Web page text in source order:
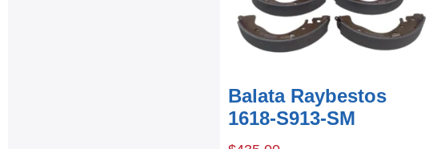
Balata Raybestos
1618-S913-SM